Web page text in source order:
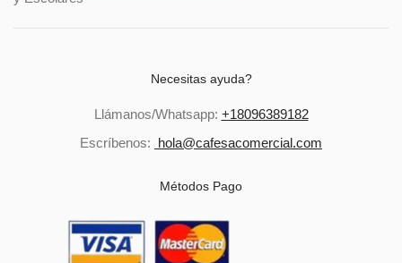
Necesitas ayuda?
Llámanos/Whatsapp: +18096389182
Escríbenos: hola@cafesacomercial.com
Métodos Pago